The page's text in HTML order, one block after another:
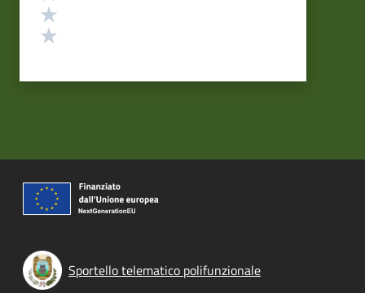
Sportello telematico polifunzionale